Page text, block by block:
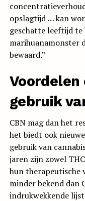
opslagtijd … kan
geschatte leeftijd te
marihuanamonster
bewaard.”
Voordelen
gebruik
CBN mag dan het
het biedt ook
gebruik van
jaren zijn zowel
hun therapeutische
minder bekend dan
indrukwekkende